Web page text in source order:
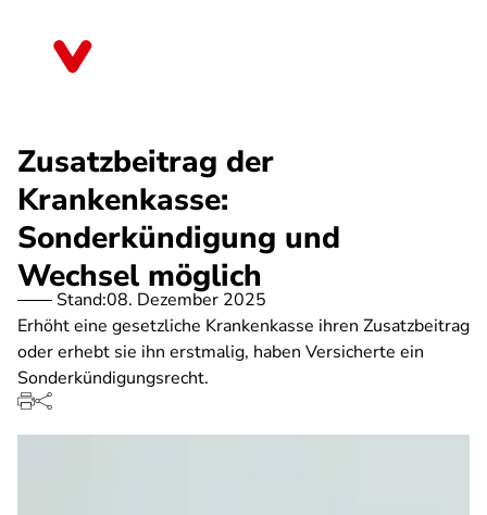
Zusatzbeitrag der
Krankenkasse:
Sonderkündigung und
Wechsel möglich
Stand:08. Dezember 2025
Erhöht eine gesetzliche Krankenkasse ihren Zusatzbeitrag
oder erhebt sie ihn erstmalig, haben Versicherte ein
Sonderkündigungsrecht.